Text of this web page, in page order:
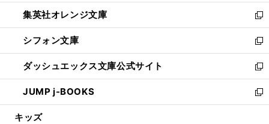
く
ウ
で
開
く
ン
ド
ウ
で
開
く
し
い
ウ
ィ
ン
ド
ウ
で
開
集英社オレンジ文庫
新
し
い
ウ
ィ
ン
ド
ウ
シフォン文庫
新
し
い
ウ
ィ
ン
ダッシュエックス文庫公式サイト
新
し
い
ウ
JUMP j-BOOKS
新
し
キッズ